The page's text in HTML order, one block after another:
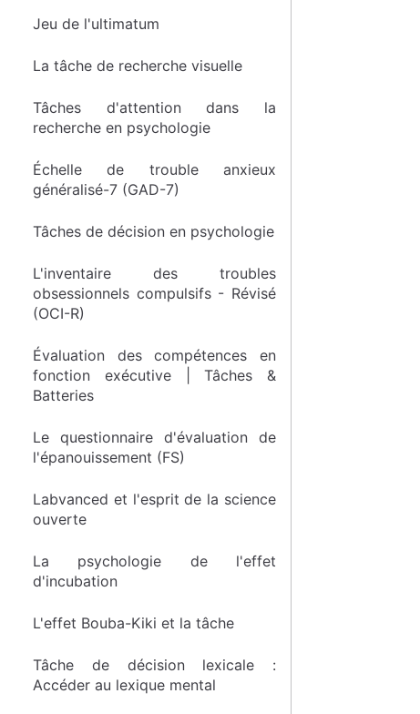
Jeu de l'ultimatum
La tâche de recherche visuelle
Tâches d'attention dans la
recherche en psychologie
Échelle de trouble anxieux
généralisé-7 (GAD-7)
Tâches de décision en psychologie
L'inventaire des troubles
obsessionnels compulsifs - Révisé
(OCI-R)
Évaluation des compétences en
fonction exécutive | Tâches &
Batteries
Le questionnaire d'évaluation de
l'épanouissement (FS)
Labvanced et l'esprit de la science
ouverte
La psychologie de l'effet
d'incubation
L'effet Bouba-Kiki et la tâche
Tâche de décision lexicale :
Accéder au lexique mental